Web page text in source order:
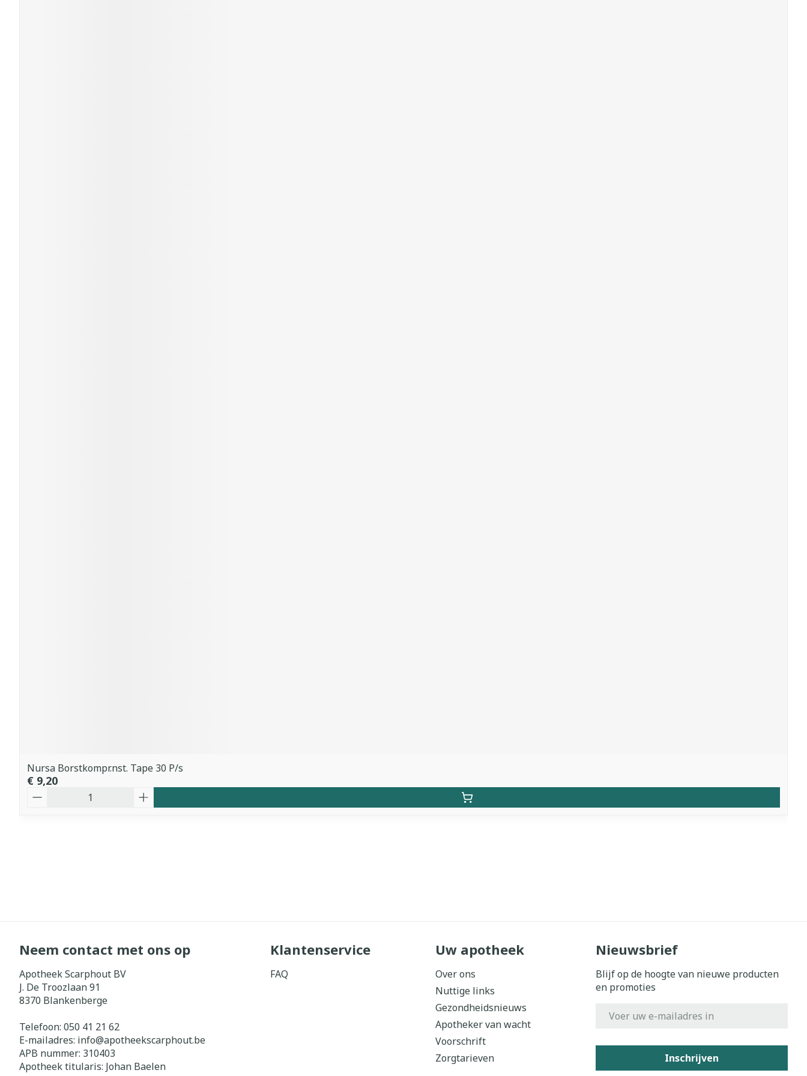
Nursa Borstkompr.nst. Tape 30 P/s
€ 9,20
Neem contact met ons op
Apotheek Scarphout BV
J. De Troozlaan 91
8370 Blankenberge
Telefoon: 050 41 21 62
E-mailadres: info@apotheekscarphout.be
APB nummer: 310403
Apotheek titularis: Johan Baelen
Klantenservice
FAQ
Uw apotheek
Over ons
Nuttige links
Gezondheidsnieuws
Apotheker van wacht
Voorschrift
Zorgtarieven
Nieuwsbrief
Blijf op de hoogte van nieuwe producten
en promoties
Inschrijven